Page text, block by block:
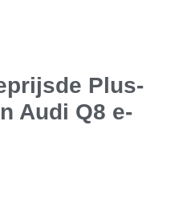
Plus-
Audi Q8 e-